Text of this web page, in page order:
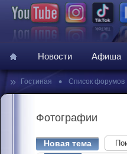
Новости Афиша
» Гостиная • Список форумов
Фотографии
Новая тема